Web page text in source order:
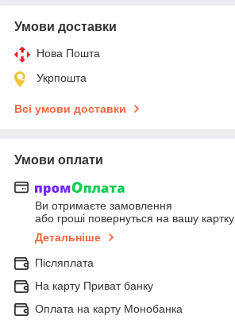
Умови доставки
Нова Пошта
Укрпошта
Всі умови доставки
Умови оплати
Ви отримаєте замовлення
або гроші повернуться на вашу картку
Детальніше
Післяплата
На карту Приват банку
Оплата на карту Монобанка